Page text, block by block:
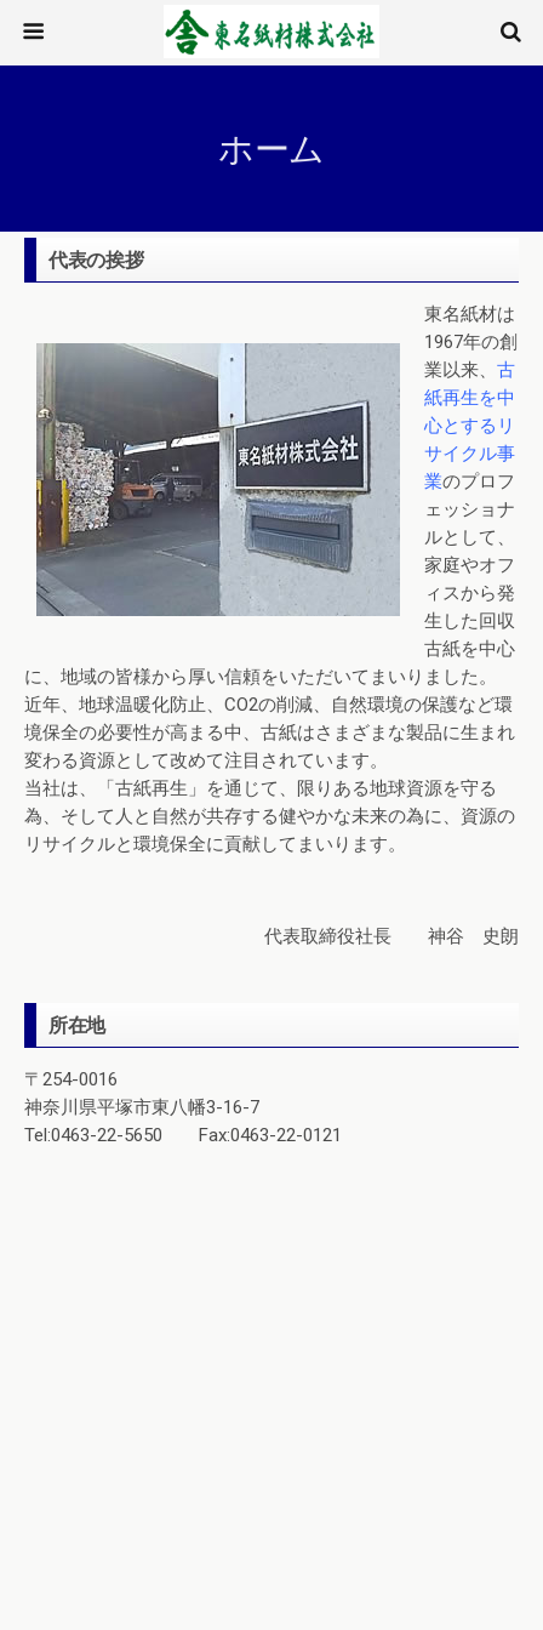
ホーム
代表の挨拶
東名紙材は
1967年の創
業以来、 古
紙再生を中
心とするリ
サイクル事
業のプロフ
ェッショナ
ルとして、
家庭やオフ
ィスから発
生した回収
古紙を中心
に、地域の皆様から厚い信頼をいただいてまいりました。
近年、地球温暖化防止、CO2の削減、自然環境の保護など環
境保全の必要性が高まる中、古紙はさまざまな製品に生まれ
変わる資源として改めて注目されています。
当社は、「古紙再生」を通じて、限りある地球資源を守る
為、そして人と自然が共存する健やかな未来の為に、資源の
リサイクルと環境保全に貢献してまいります。
代表取締役社長 神谷 史朗
所在地
〒254-0016
神奈川県平塚市東八幡3-16-7
Tel:0463-22-5650 Fax:0463-22-0121